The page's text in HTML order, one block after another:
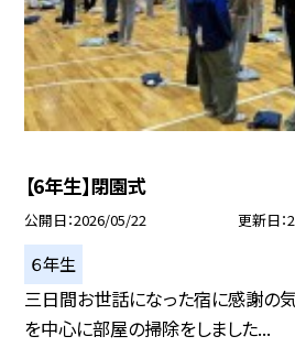
【6年生】閉園式
公開日 2026/05/22 更新日
６年生
三日間お世話になった宿に感謝の
を中心に部屋の掃除をしました...